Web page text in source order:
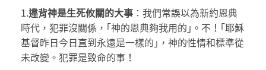
1.違背神是生死攸關的大事 ：我們常誤以為新約恩典
時代，犯罪沒關係，｢神的恩典夠我用的｣。不！｢耶穌
基督昨日今日直到永遠是一樣的｣，神的性情和標準從
未改變。犯罪是致命的事！